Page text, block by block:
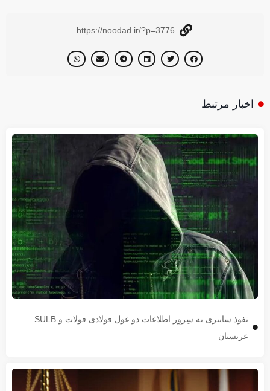
https://noodad.ir/?p=3776
اخبار مرتبط
نفوذ سایبری به سِروِر اطلاعات دو غول فولادی فولات و SULB
عربستان